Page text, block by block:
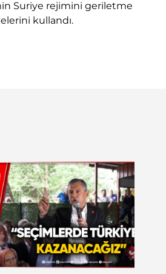
Suriye rejimini geriletme
kullandı.